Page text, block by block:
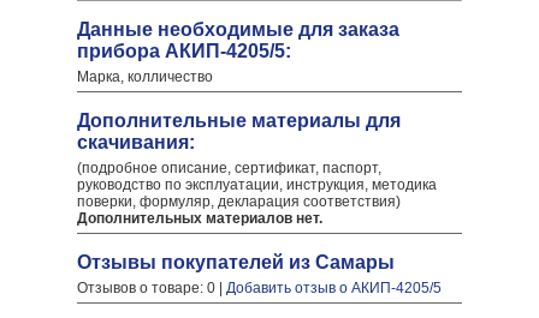
Данные необходимые для заказа
прибора АКИП-4205/5:
Марка, колличество
Дополнительные материалы для
скачивания:
(подробное описание, сертификат, паспорт,
руководство по эксплуатации, инструкция, методика
поверки, формуляр, декларация соответствия)
Дополнительных материалов нет.
Отзывы покупателей из Самары
Отзывов о товаре: 0 | Добавить отзыв о АКИП-4205/5